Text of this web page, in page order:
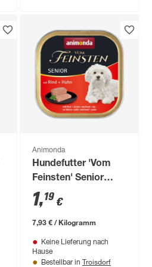
Animonda
Hundefutter 'Vom
Feinsten' Senior
Rind & Huhn 150 g
1,19 €
7,93 € / Kilogramm
Keine Lieferung nach
Hause
Bestellbar in Troisdorf